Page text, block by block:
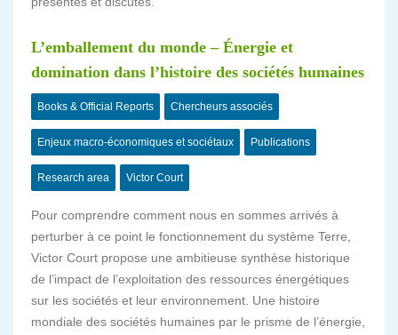
L’emballement du monde – Énergie et
domination dans l’histoire des sociétés humaines
Books & Official Reports Chercheurs associés
Enjeux macro-économiques et sociétaux Publications
Research area Victor Court
Pour comprendre comment nous en sommes arrivés à
perturber à ce point le fonctionnement du système Terre,
Victor Court propose une ambitieuse synthèse historique
de l’impact de l’exploitation des ressources énergétiques
sur les sociétés et leur environnement. Une histoire
mondiale des sociétés humaines par le prisme de l’énergie,